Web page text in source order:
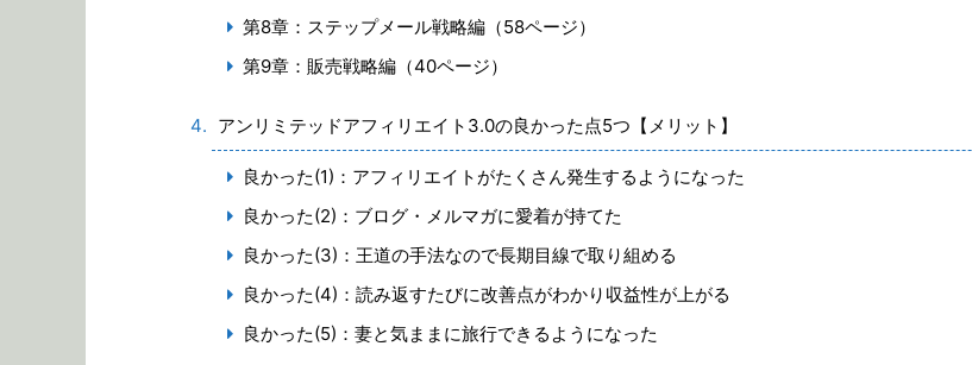
第8章：ステップメール戦略編（58ページ）
第9章：販売戦略編（40ページ）
アンリミテッドアフィリエイト3.0の良かった点5つ【メリット】
良かった(1)：アフィリエイトがたくさん発生するようになった
良かった(2)：ブログ・メルマガに愛着が持てた
良かった(3)：王道の手法なので長期目線で取り組める
良かった(4)：読み返すたびに改善点がわかり収益性が上がる
良かった(5)：妻と気ままに旅行できるようになった